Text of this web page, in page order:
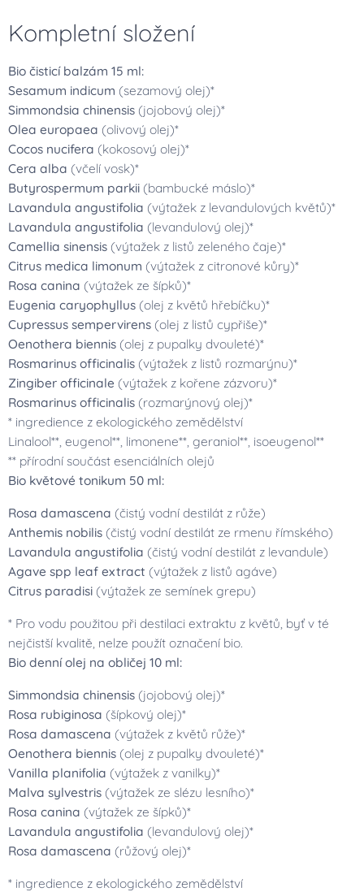
Kompletní složení
Bio čisticí balzám 15 ml:
Sesamum indicum (sezamový olej)*
Simmondsia chinensis (jojobový olej)*
Olea europaea (olivový olej)*
Cocos nucifera (kokosový olej)*
Cera alba (včelí vosk)*
Butyrospermum parkii (bambucké máslo)*
Lavandula angustifolia (výtažek z levandulových květů)*
Lavandula angustifolia (levandulový olej)*
Camellia sinensis (výtažek z listů zeleného čaje)*
Citrus medica limonum (výtažek z citronové kůry)*
Rosa canina (výtažek ze šípků)*
Eugenia caryophyllus (olej z květů hřebíčku)*
Cupressus sempervirens (olej z listů cypřiše)*
Oenothera biennis (olej z pupalky dvouleté)*
Rosmarinus officinalis (výtažek z listů rozmarýnu)*
Zingiber officinale (výtažek z kořene zázvoru)*
Rosmarinus officinalis (rozmarýnový olej)*
* ingredience z ekologického zemědělství
Linalool**, eugenol**, limonene**, geraniol**, isoeugenol**
** přírodní součást esenciálních olejů
Bio květové tonikum 50 ml:
Rosa damascena (čistý vodní destilát z růže)
Anthemis nobilis (čistý vodní destilát ze rmenu římského)
Lavandula angustifolia (čistý vodní destilát z levandule)
Agave spp leaf extract (výtažek z listů agáve)
Citrus paradisi (výtažek ze semínek grepu)
* Pro vodu použitou při destilaci extraktu z květů, byť v té
nejčistší kvalitě, nelze použít označení bio.
Bio denní olej na obličej 10 ml:
Simmondsia chinensis (jojobový olej)*
Rosa rubiginosa (šípkový olej)*
Rosa damascena (výtažek z květů růže)*
Oenothera biennis (olej z pupalky dvouleté)*
Vanilla planifolia (výtažek z vanilky)*
Malva sylvestris (výtažek ze slézu lesního)*
Rosa canina (výtažek ze šípků)*
Lavandula angustifolia (levandulový olej)*
Rosa damascena (růžový olej)*
* ingredience z ekologického zemědělství